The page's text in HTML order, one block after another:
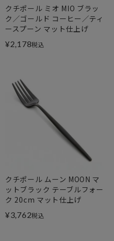
クチポール ミオ MIO ブラッ
ク／ゴールド コーヒー／ティ
ースプーン マット仕上げ
¥2,178税込
クチポール ムーン MOON マ
ットブラック テーブルフォー
ク 20cm マット仕上げ
¥3,762税込